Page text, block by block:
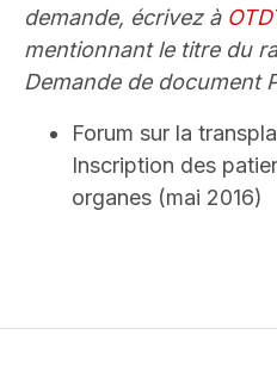
demande, écrivez à
mentionnant le titre du
Demande de document
Forum sur la
Inscription des
organes (mai 2016)